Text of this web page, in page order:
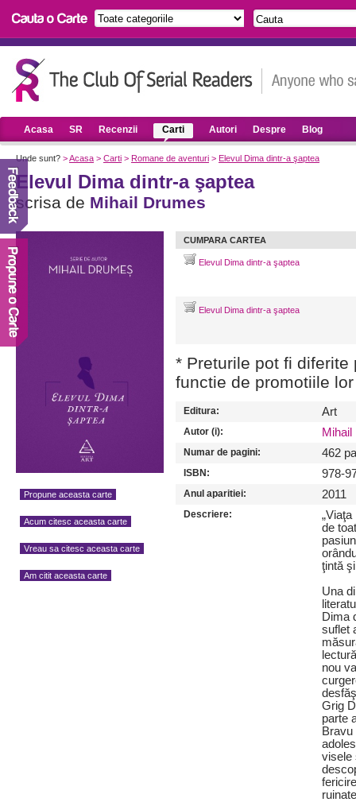
Acasa SR Recenzii Carti Autori Despre Blog
Unde sunt? >Acasa > Carti > Romane de aventuri > Elevul Dima dintr-a şaptea
Elevul Dima dintr-a şaptea
scrisa de Mihail Drumes
Propune aceasta carte
Acum citesc aceasta carte
Vreau sa citesc aceasta carte
Am citit aceasta carte
CUMPARA CARTEA
Elevul Dima dintr-a şaptea
Elevul Dima dintr-a şaptea
* Preturile pot fi
functie de promotiile
Editura: Art
Autor (i):
Numar de pagini: 462
ISBN: 978-
Anul aparitiei: 2011
Descriere:
de
ţintă
Una
Dima
suflet
nou
Grig
parte
Bravu
visele